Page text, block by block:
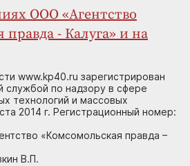
ООО «Агентство
- Калуга» и на
www.kp40.ru зарегистрирован
по надзору в сфере
технологий и массовых
2014 г. Регистрационный номер:
«Комсомольская правда –
В.П.